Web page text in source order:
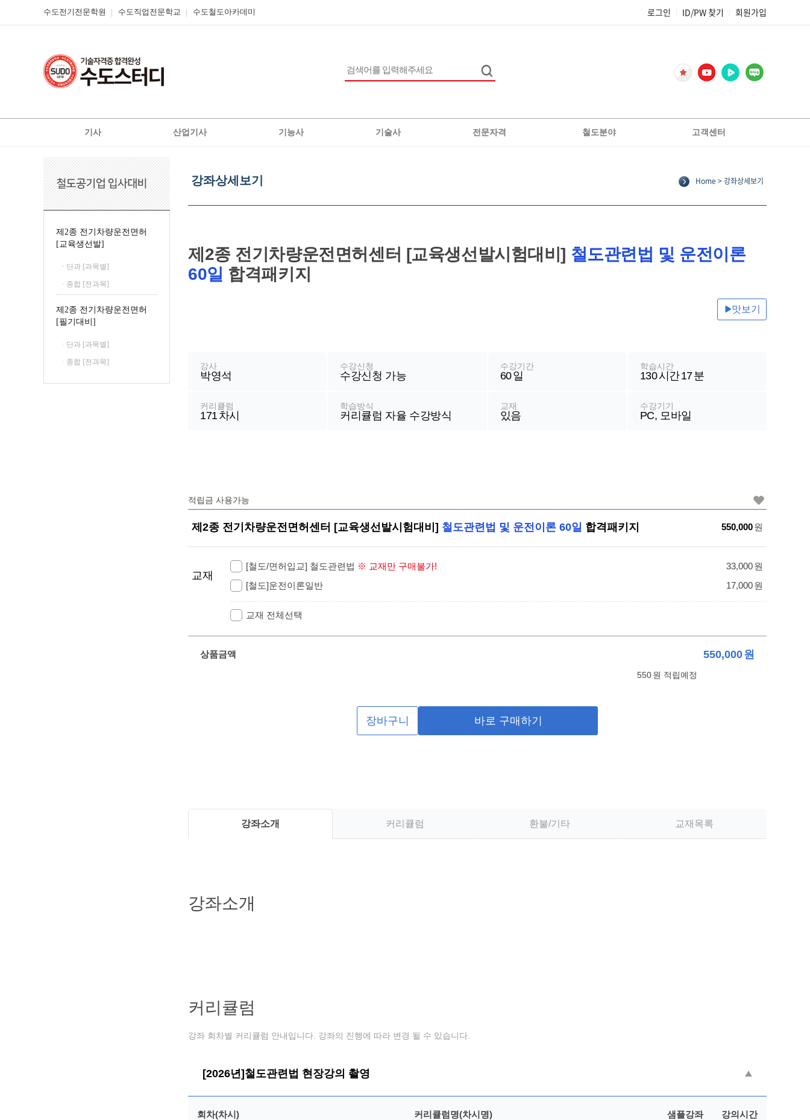
수도전기전문학원 수도직업전문학교 수도철도아카데미 로그인 ID/PW 찾기 회원가입
기사
정보통신
신재생에너지발전설비
일반기계
가스
철도신호기사
산업기사
전기공사
신재생에너지발전설비
공조냉동기계
위험물
철도신호산업기사
기능사 기술사 전문자격 철도분야
인천교통공사
전기일반
고객센터
교재정오표/가답안
좌
상
세
강좌상세보기 Home > 강좌상세보기
제2종 전기차량운전면허센터 [교육생선발시험대비] 철도관련법 및 운전이론
60일 합격패키지
맛보기
강사
박영석
수강신청
수강신청 가능
수강기간
60일
학습시간
130시간17분
커리큘럼
171 차시
학습방식
커리큘럼 자율 수강방식
교재
있음
수강기기
PC, 모바일
적립금 사용가능
제2종 전기차량운전면허센터 [교육생선발시험대비] 철도관련법 및 운전이론 60일 합격패키지
가
550,000원
교재
[철도/면허입교] 철도관련법 ※ 교재만 구매불가! 33,000원
[철도]운전이론일반
17,000원
교재 전체선택
상품금액 550,000원
550원 적립예정
장바구니 바로 구매하기
강좌소개 커리큘럼 환불/기타 교재목록
강좌소개
커리큘럼
강좌 회차별 커리큘럼 안내입니다. 강좌의 진행에 따라 변경 될 수 있습니다.
[2026년]철도관련법 현장강의 촬영
회차(차시) 커리큘럼명(차시명) 샘플강좌 강의시간
제2종 전기차량운전면허
[교육생선발]
· 단과 [과목별]
· 종합 [전과목]
제2종 전기차량운전면허
[필기대비]
· 단과 [과목별]
· 종합 [전과목]